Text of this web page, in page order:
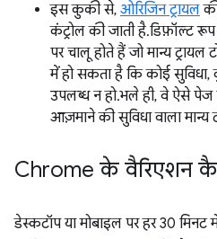
इस कुकी से, ओरिजिन ट्रायल
कंट्रोल की जाती है. डिफ़ॉल्ट
पर चालू होते हैं जो मान्य
में हो सकता है कि कोई
उपलब्ध न हो. भले ही, वे ऐसे पेज
आज़माने की सुविधा वाला मान्य
Chrome के वैरिएशन
डेस्कटॉप या मोबाइल पर हर 30 मिनट